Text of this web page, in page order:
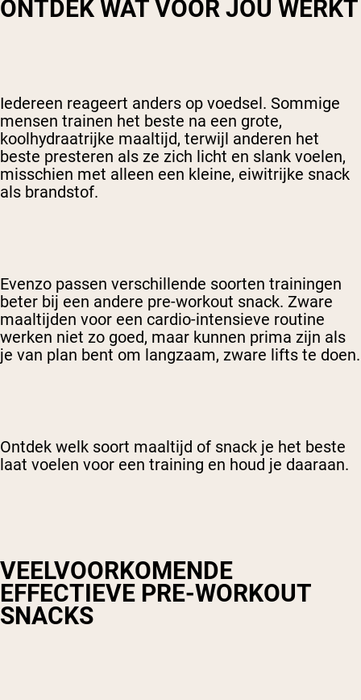
ONTDEK WAT VOOR JOU WERKT
Iedereen reageert anders op voedsel. Sommige
mensen trainen het beste na een grote,
koolhydraatrijke maaltijd, terwijl anderen het
beste presteren als ze zich licht en slank voelen,
misschien met alleen een kleine, eiwitrijke snack
als brandstof.
Evenzo passen verschillende soorten trainingen
beter bij een andere pre-workout snack. Zware
maaltijden voor een cardio-intensieve routine
werken niet zo goed, maar kunnen prima zijn als
je van plan bent om langzaam, zware lifts te doen.
Ontdek welk soort maaltijd of snack je het beste
laat voelen voor een training en houd je daaraan.
VEELVOORKOMENDE
EFFECTIEVE PRE-WORKOUT
SNACKS